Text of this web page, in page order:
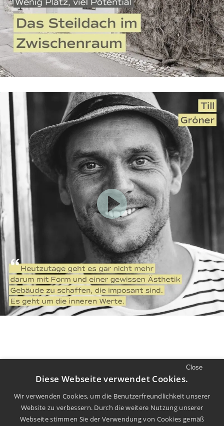
LUST AUF MEHR
Mehr Filme und Diskurs finden Sie auf
unseremYoutubeKanal.
Close
Diese Webseite verwendet Cookies.
Wir verwenden Cookies, um die Benutzerfreundlichkeit unserer
Website zu verbessern. Durch die weitere Nutzung unserer
Webseite stimmen Sie der Verwendung von Cookies gemäß